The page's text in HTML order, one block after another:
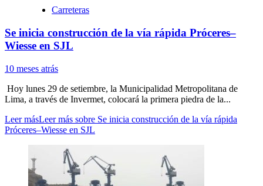
Carreteras
Se inicia construcción de la vía rápida Próceres–
Wiesse en SJL
10 meses atrás
Hoy lunes 29 de setiembre, la Municipalidad Metropolitana de
Lima, a través de Invermet, colocará la primera piedra de la...
Leer másLeer más sobre Se inicia construcción de la vía rápida
Próceres–Wiesse en SJL